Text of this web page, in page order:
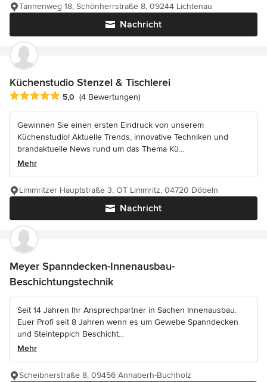
Nachricht
Tannenweg 18, Schönherrstraße 8, 09244 Lichtenau
Küchenstudio Stenzel & Tischlerei
Durchschnittliche Bewertung: 5 von 5 Sternen
5,0 (4 Bewertungen)
Gewinnen Sie einen ersten Eindruck von unserem
Küchenstudio! Aktuelle Trends, innovative Techniken und
brandaktuelle News rund um das Thema Kü...
Mehr
Nachricht
Limmritzer Hauptstraße 3, OT Limmritz, 04720 Döbeln
Meyer Spanndecken-Innenausbau-
Beschichtungstechnik
Seit 14 Jahren Ihr Ansprechpartner in Sachen Innenausbau.
Euer Profi seit 8 Jahren wenn es um Gewebe Spanndecken
und Steinteppich Beschicht...
Mehr
Scheibnerstraße 8, 09456 Annaberh-Buchholz